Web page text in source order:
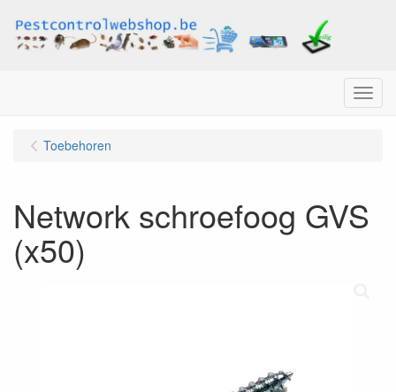
Menu
Toebehoren
Network schroefoog GVS
(x50)